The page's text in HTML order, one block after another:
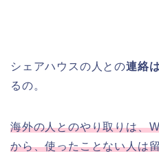
シェアハウスの人との連絡
るの。
海外の人とのやり取りは、
から、使ったことない人は